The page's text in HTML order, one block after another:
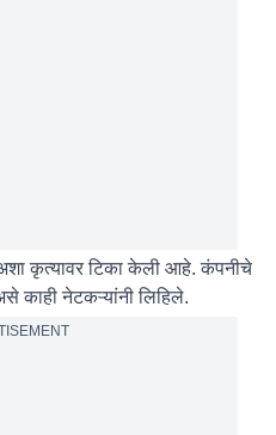
कृत्यावर टिका केली आहे. कंपनीचे
काही नेटकऱ्यांनी लिहिले.